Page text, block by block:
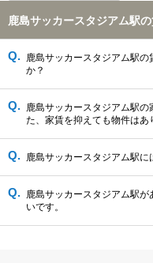
鹿島サッカースタジアム駅
鹿島サッカースタジアム駅
か？
鹿島サッカースタジアム駅の
た、家賃を抑えても物件はあ
鹿島サッカースタジアム駅に
鹿島サッカースタジアム駅
いです。